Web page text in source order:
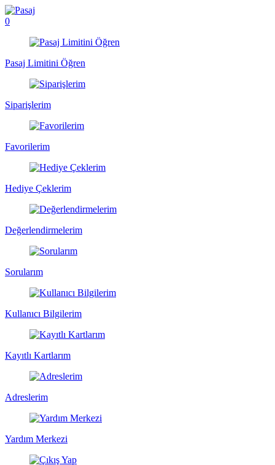
0
Pasaj Limitini Öğren
Siparişlerim
Favorilerim
Hediye Çeklerim
Değerlendirmelerim
Sorularım
Kullanıcı Bilgilerim
Kayıtlı Kartlarım
Adreslerim
Yardım Merkezi